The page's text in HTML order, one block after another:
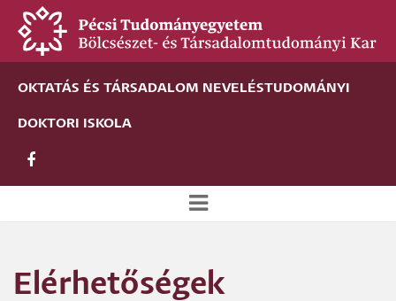
Ugrás
tartalomra
OKTATÁS ÉS TÁRSADALOM NEVELÉSTUDOMÁNYI
DOKTORI ISKOLA
alportál
Elérhetőségek